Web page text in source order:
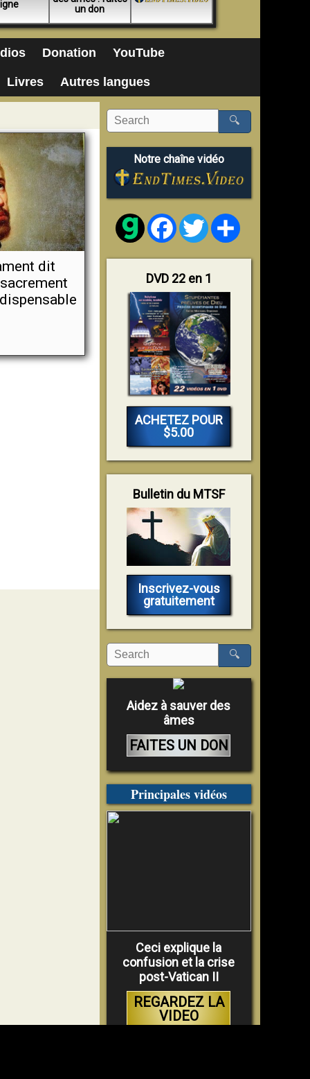
ligne
un don
Donation YouTube
Livres Autres langues
dit
🔍
Notre chaîne vidéo
FacebookTwitter
DVD 22 en 1
ACHETEZ POUR
$5.00
Bulletin du MTSF
Inscrivez-vous
gratuitement
🔍
Aidez à sauver des
âmes
FAITES UN DON
Principales vidéos
Ceci explique la
confusion et la crise
post-Vatican II
REGARDEZ LA
VIDEO